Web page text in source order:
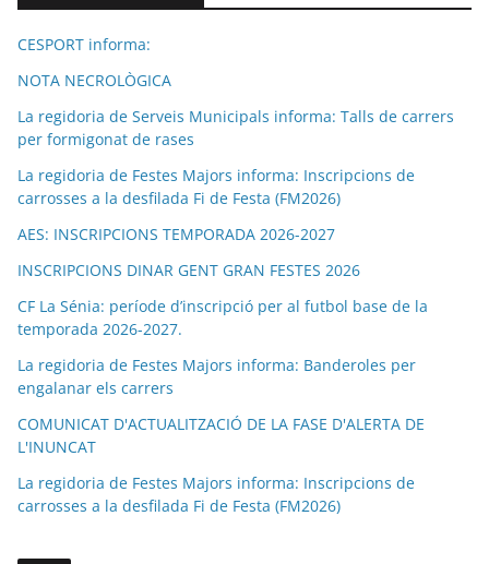
CESPORT informa:
NOTA NECROLÒGICA
La regidoria de Serveis Municipals informa: Talls de carrers
per formigonat de rases
La regidoria de Festes Majors informa: Inscripcions de
carrosses a la desfilada Fi de Festa (FM2026)
AES: INSCRIPCIONS TEMPORADA 2026-2027
INSCRIPCIONS DINAR GENT GRAN FESTES 2026
CF La Sénia: període d’inscripció per al futbol base de la
temporada 2026-2027.
La regidoria de Festes Majors informa: Banderoles per
engalanar els carrers
COMUNICAT D'ACTUALITZACIÓ DE LA FASE D'ALERTA DE
L'INUNCAT
La regidoria de Festes Majors informa: Inscripcions de
carrosses a la desfilada Fi de Festa (FM2026)